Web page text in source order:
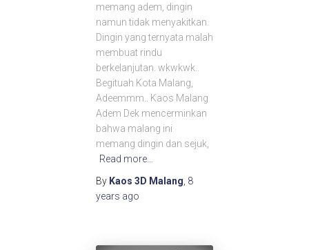
memang adem, dingin
namun tidak menyakitkan.
Dingin yang ternyata malah
membuat rindu
berkelanjutan. wkwkwk..
Begituah Kota Malang,
Adeemmm.. Kaos Malang
Adem Dek mencerminkan
bahwa malang ini
memang dingin dan sejuk,
Read more…
By Kaos 3D Malang 8
years ago